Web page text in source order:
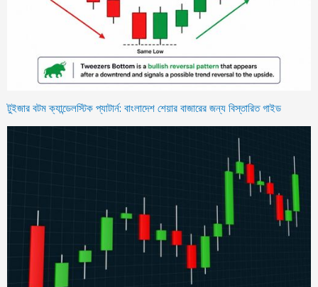
টুইজার বটম ক্যান্ডেলস্টিক প্যাটার্ন: বাংলাদেশ শেয়ার বাজারের জন্য বিস্তারিত গাইড